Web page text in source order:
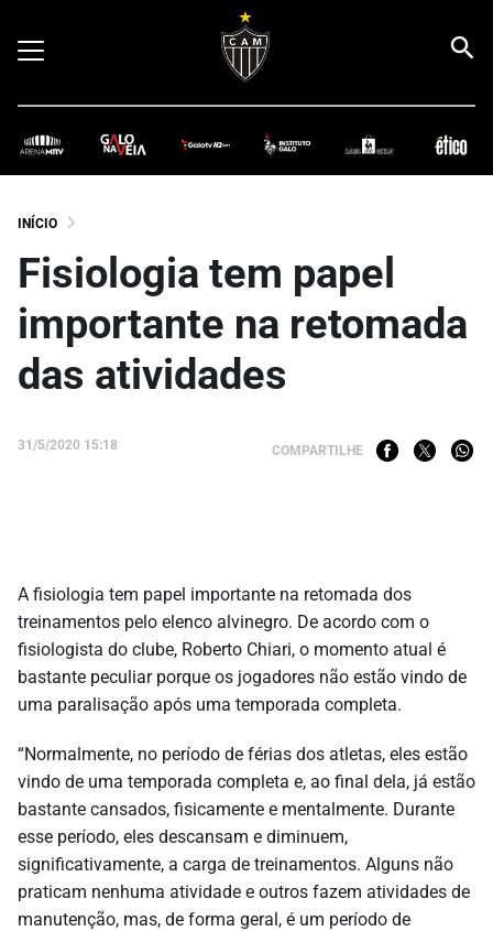
INÍCIO
Fisiologia tem papel
importante na retomada
das atividades
31/5/2020 15:18 COMPARTILHE
A fisiologia tem papel importante na retomada dos
treinamentos pelo elenco alvinegro. De acordo com o
fisiologista do clube, Roberto Chiari, o momento atual é
bastante peculiar porque os jogadores não estão vindo de
uma paralisação após uma temporada completa.
“Normalmente, no período de férias dos atletas, eles estão
vindo de uma temporada completa e, ao final dela, já estão
bastante cansados, fisicamente e mentalmente. Durante
esse período, eles descansam e diminuem,
significativamente, a carga de treinamentos. Alguns não
praticam nenhuma atividade e outros fazem atividades de
manutenção, mas, de forma geral, é um período de